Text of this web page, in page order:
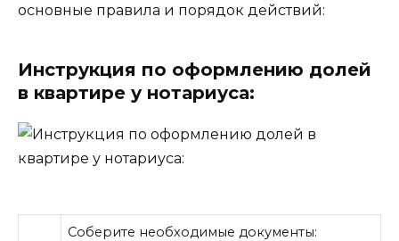
основные правила и порядок действий:
Инструкция по оформлению долей
в квартире у нотариуса:
Соберите необходимые документы: